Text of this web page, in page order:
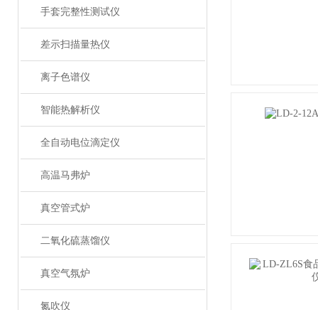
手套完整性测试仪
差示扫描量热仪
离子色谱仪
智能热解析仪
全自动电位滴定仪
高温马弗炉
真空管式炉
二氧化硫蒸馏仪
真空气氛炉
氮吹仪